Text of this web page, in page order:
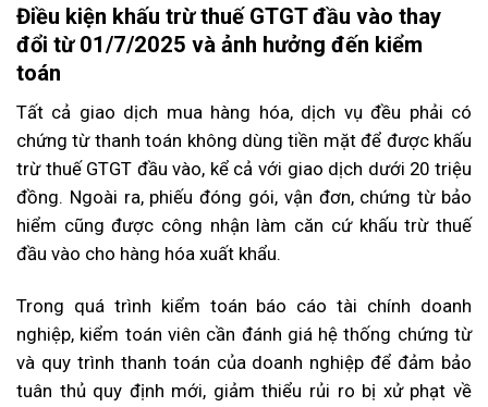
Điều kiện khấu trừ thuế GTGT đầu vào thay
đổi từ 01/7/2025 và ảnh hưởng đến kiểm
toán
Tất cả giao dịch mua hàng hóa, dịch vụ đều phải có
chứng từ thanh toán không dùng tiền mặt để được khấu
trừ thuế GTGT đầu vào, kể cả với giao dịch dưới 20 triệu
đồng. Ngoài ra, phiếu đóng gói, vận đơn, chứng từ bảo
hiểm cũng được công nhận làm căn cứ khấu trừ thuế
đầu vào cho hàng hóa xuất khẩu.
Trong quá trình kiểm toán báo cáo tài chính doanh
nghiệp, kiểm toán viên cần đánh giá hệ thống chứng từ
và quy trình thanh toán của doanh nghiệp để đảm bảo
tuân thủ quy định mới, giảm thiểu rủi ro bị xử phạt về